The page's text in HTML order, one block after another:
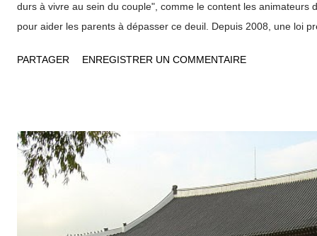
durs à vivre au sein du couple", comme le content les animateurs
pour aider les parents à dépasser ce deuil. Depuis 2008, une loi
cette loi que Sylvie Guillaume , adjointe aux affaires sociales et
espace de dispersion des cendres sont désormais proposés aux
endeuillés. Une convention passé...
PARTAGER ENREGISTRER UN COMMENTAIRE